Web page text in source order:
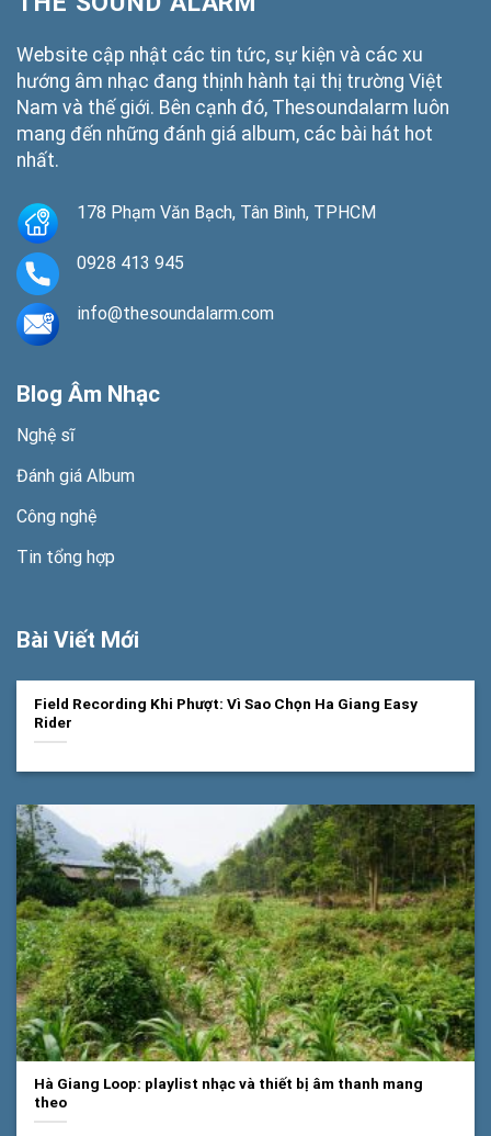
Website cập nhật các tin tức, sự kiện và các xu
hướng âm nhạc đang thịnh hành tại thị trường Việt
Nam và thế giới. Bên cạnh đó, Thesoundalarm luôn
mang đến những đánh giá album, các bài hát hot
nhất.
178 Phạm Văn Bạch, Tân Bình, TPHCM
0928 413 945
info@thesoundalarm.com
Blog Âm Nhạc
Nghệ sĩ
Đánh giá Album
Công nghệ
Tin tổng hợp
Bài Viết Mới
Field Recording Khi Phượt: Vì Sao Chọn Ha Giang Easy
Rider
Hà Giang Loop: playlist nhạc và thiết bị âm thanh mang
theo